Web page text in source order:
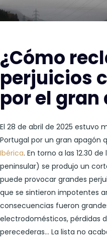
¿Cómo
perjuicios
por el gran
El 28 de abril de 2025 estuvo
Portugal por un gran apagón
Ibérica. En torno a las 12.30
peninsular) se produjo un
puede provocar grandes
que se sintieron impotentes
consecuencias fueron
electrodomésticos, pérdidas
perecederas… La lista no